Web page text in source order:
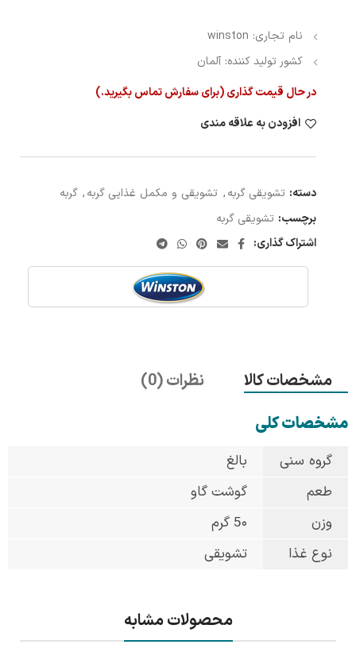
نام تجاری: winston
کشور تولید کننده: آلمان
در حال قیمت گذاری (برای سفارش تماس بگیرید.)
افزودن به علاقه مندی
دسته: تشویقی گربه, تشویقی و مکمل غذایی گربه, گربه
برچسب: تشویقی گربه
اشتراک گذاری:
مشخصات کالا
نظرات (0)
مشخصات کلی
گروه سنی
بالغ
طعم
گوشت گاو
وزن
5۰ گرم
نوع غذا
تشویقی
محصولات مشابه